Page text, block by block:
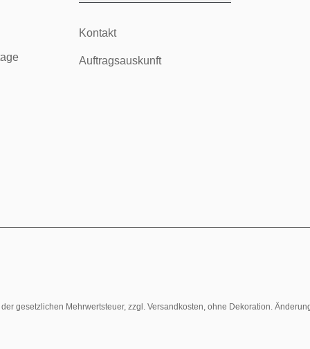
Kontakt
Auftragsauskunft
gesetzlichen Mehrwertsteuer, zzgl. Versandkosten, ohne Dekoration.